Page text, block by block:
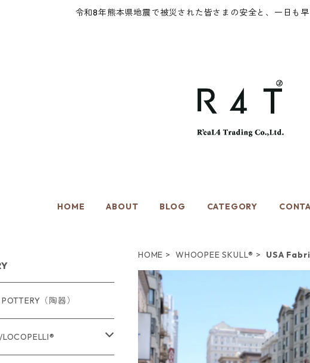
令和8年熊本県地震で被災された皆さまの安全と、一日も
HOME ABOUT BLOG CATEGORY
HOME WHOOPEE SKULL® USA
（陶器）